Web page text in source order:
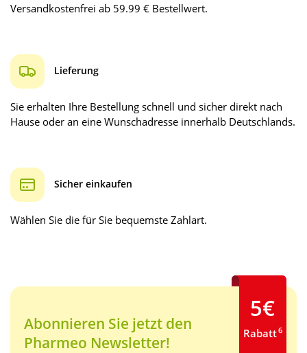
Versandkostenfrei ab 59.99 € Bestellwert.
Lieferung
Sie erhalten Ihre Bestellung schnell und sicher direkt nach
Hause oder an eine Wunschadresse innerhalb Deutschlands.
Sicher einkaufen
Wählen Sie die für Sie bequemste Zahlart.
Abonnieren Sie jetzt den
Pharmeo Newsletter!
5€
Rabatt6